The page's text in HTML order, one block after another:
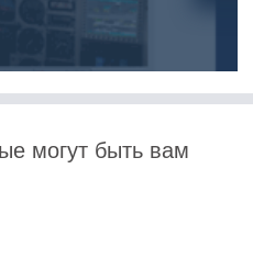
могут быть вам